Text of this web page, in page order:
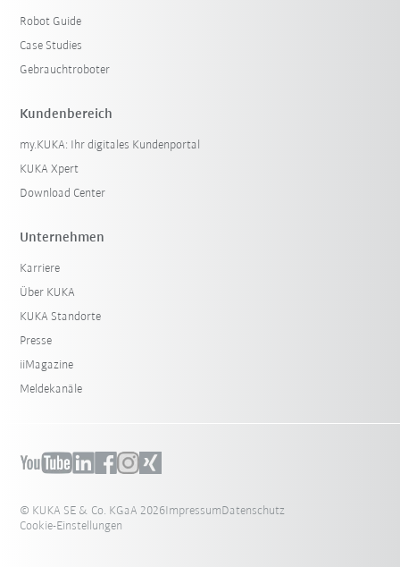
Robot Guide
Case Studies
Gebrauchtroboter
Kundenbereich
my.KUKA: Ihr digitales Kundenportal
KUKA Xpert
Download Center
Unternehmen
Karriere
Über KUKA
KUKA Standorte
Presse
iiMagazine
Meldekanäle
© KUKA SE & Co. KGaA 2026ImpressumDatenschutz
Cookie-Einstellungen